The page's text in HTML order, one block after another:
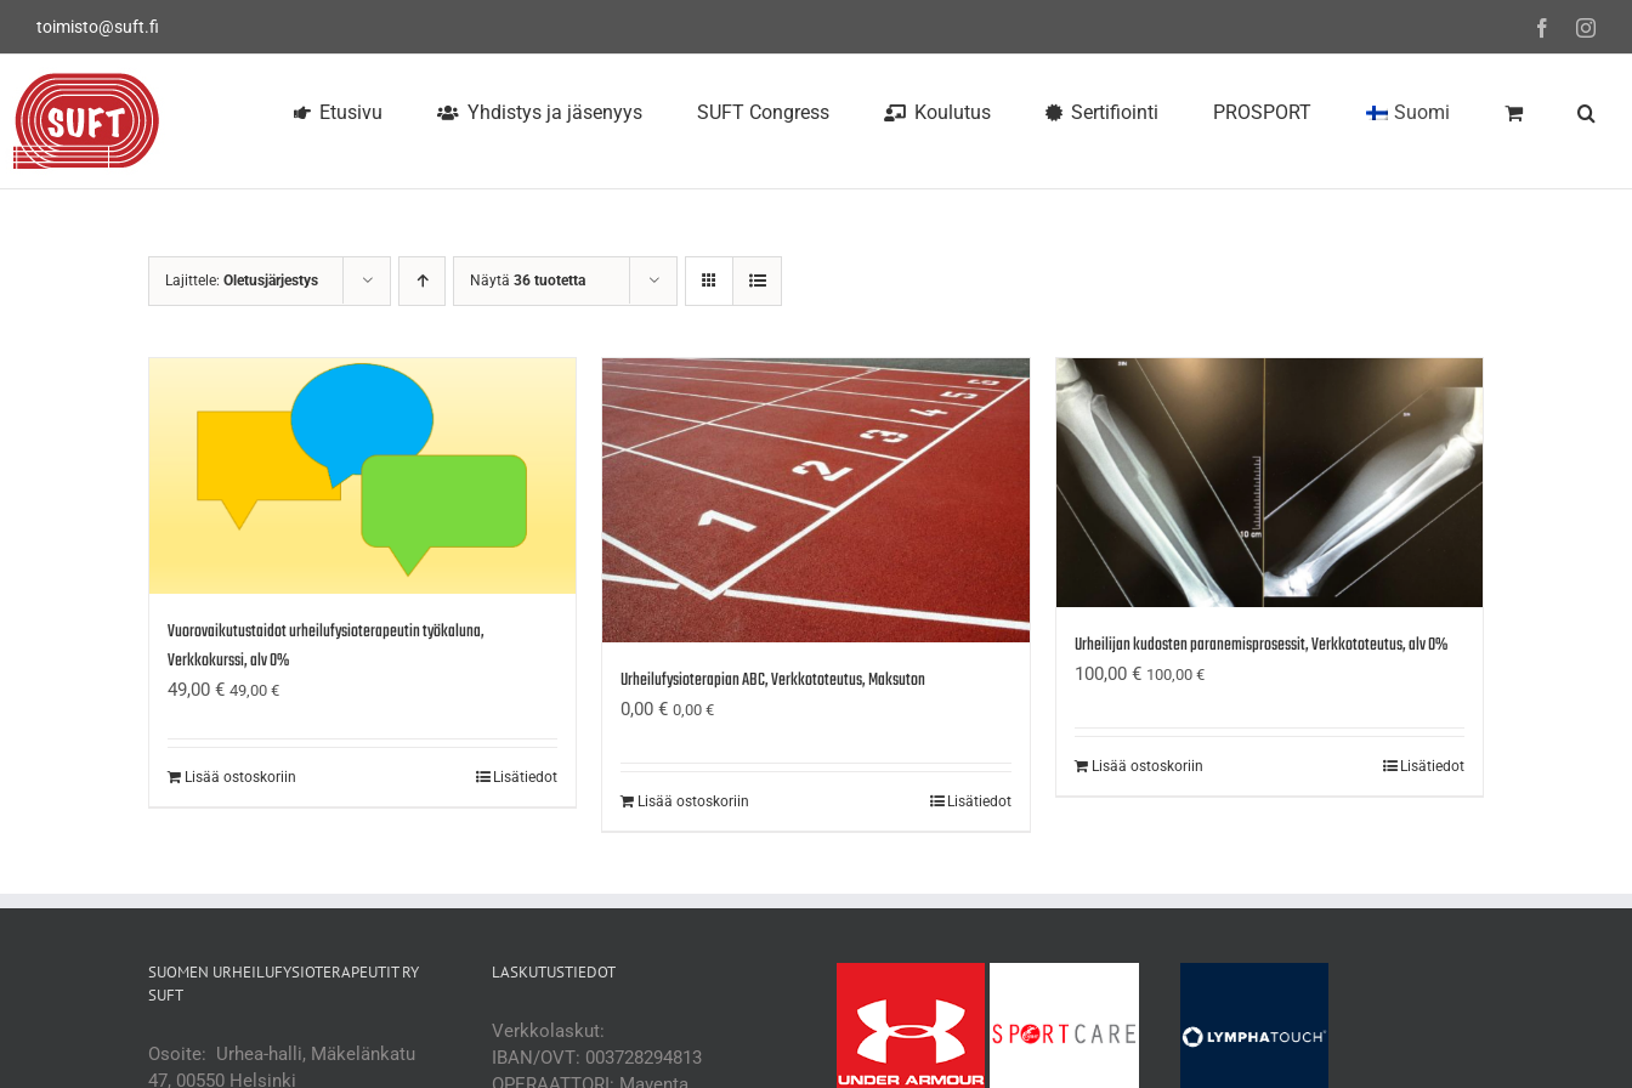
toimisto@suft.fi Facebook
Etusivu Yhdistys ja jäsenyys SUFT Congress Koulutus Sertifiointi PROSPORT Suomi
Lajittele: Oletusjärjestys Näytä 36 tuotetta
Vuorovaikutustaidot urheilufysioterapeutin työkaluna,
Verkkokurssi, alv 0%
49,00 € 49,00 €
Lisää ostoskoriin Lisätiedot
Urheilufysioterapian ABC, Verkkototeutus, Maksuton
0,00€ 0,00€
Lisää ostoskoriin Lisätiedot
Urheilijan kudosten paranemisprosessit, Verkkototeutus, alv 0%
100,00 € 100,00 €
Lisää ostoskoriin Lisätiedot
SUOMEN URHEILUFYSIOTERAPEUTIT RY
SUFT
Osoite: Urhea-halli, Mäkelänkatu
47, 00550 Helsinki
LASKUTUSTIEDOT
Verkkolaskut:
IBAN/OVT: 003728294813